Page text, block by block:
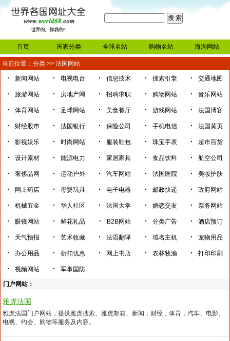
首页 国家分类 全球名站 购物名站 海淘网站
当前位置： 分类 >> 法国网站
· 新闻网站 · 电视电台 · 信息技术 · 搜索引擎 · 交通地图
· 旅游网站 · 房地产网 · 招聘求职 · 购物网站 · 音乐网站
· 体育网站 · 足球网站 · 美食餐厅 · 游戏网站 · 法国博客
· 财经股市 · 法国银行 · 保险公司 · 手机电信 · 法国黄页
· 影视娱乐 · 时尚网站 · 服装鞋包 · 珠宝手表 · 超市百货
· 设计素材 · 能源电力 · 家居家具 · 食品饮料 · 航空公司
· 奢侈品网 · 运动户外 · 汽车网站 · 法国医院 · 美妆护肤
· 网上药店 · 母婴玩具 · 电子电器 · 邮政快递 · 政府网站
· 机械五金 · 华人社区 · 法国大学 · 婚恋交友 · 票务网站
· 眼镜网站 · 鲜花礼品 · B2B网站 · 分类广告 · 酒店预订
· 天气预报 · 艺术收藏 · 法语翻译 · 域名主机 · 宠物用品
· 办公用品 · 折扣优惠 · 网上书店 · 农林牧渔 · 打印印刷
· 视频网站 · 军事国防
门户网站：
雅虎法国
雅虎法国门户网站，提供雅虎搜索、雅虎邮箱、新闻，财经，体育，汽车、电影、
电视、约会、购物等服务及内容。